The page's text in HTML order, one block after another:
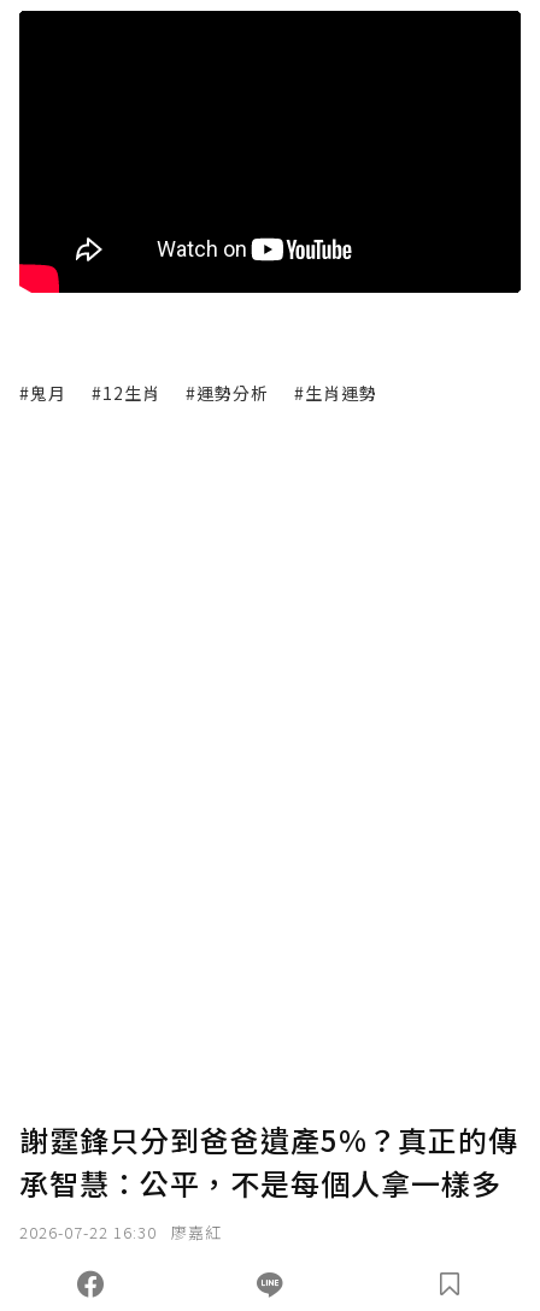
#鬼月 #12生肖 #運勢分析 #生肖運勢
謝霆鋒只分到爸爸遺產5%？真正的傳
承智慧：公平，不是每個人拿一樣多
2026-07-22 16:30 廖嘉紅